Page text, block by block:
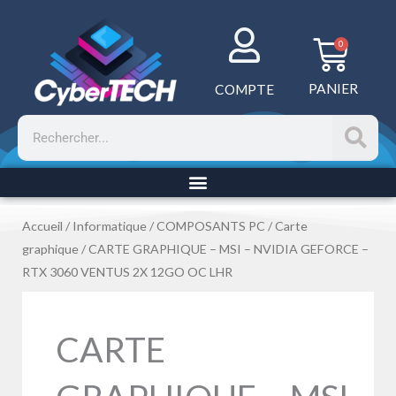
COMPTE
0
PANIER
Rechercher
Accueil /Informatique /COMPOSANTS PC /Carte
graphique / CARTE GRAPHIQUE – MSI – NVIDIA GEFORCE –
RTX 3060 VENTUS 2X 12GO OC LHR
CARTE